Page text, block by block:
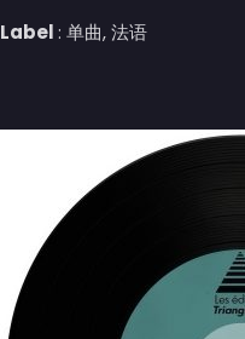
Label: 单曲, 法语